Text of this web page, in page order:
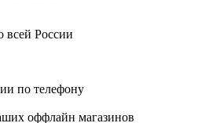
всей России
по телефону
оффлайн магазинов